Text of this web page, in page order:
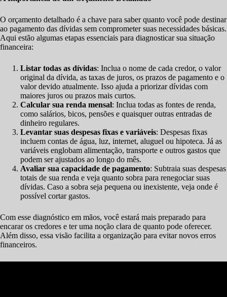
O orçamento detalhado é a chave para saber quanto você pode destinar
ao pagamento das dívidas sem comprometer suas necessidades básicas.
Aqui estão algumas etapas essenciais para diagnosticar sua situação
financeira:
Listar todas as dívidas: Inclua o nome de cada credor, o valor
original da dívida, as taxas de juros, os prazos de pagamento e o
valor devido atualmente. Isso ajuda a priorizar dívidas com
maiores juros ou prazos mais curtos.
Calcular sua renda mensal: Inclua todas as fontes de renda,
como salários, bicos, pensões e quaisquer outras entradas de
dinheiro regulares.
Levantar suas despesas fixas e variáveis: Despesas fixas
incluem contas de água, luz, internet, aluguel ou hipoteca. Já as
variáveis englobam alimentação, transporte e outros gastos que
podem ser ajustados ao longo do mês.
Avaliar sua capacidade de pagamento: Subtraia suas despesas
totais de sua renda e veja quanto sobra para renegociar suas
dívidas. Caso a sobra seja pequena ou inexistente, veja onde é
possível cortar gastos.
Com esse diagnóstico em mãos, você estará mais preparado para
encarar os credores e ter uma noção clara de quanto pode oferecer.
Além disso, essa visão facilita a organização para evitar novos erros
financeiros.